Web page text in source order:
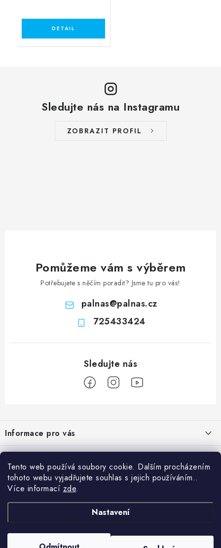
Tento web používá soubory cookie. Dalším procházením
tohoto webu vyjadřujete souhlas s jejich používáním..
Více informací zde.
Nastavení
Sledujte nás na Instagramu
ZOBRAZIT PROFIL
Pomůžeme vám s výběrem
Potřebujete s něčím poradit? Jsme tu pro vás!
palnas@palnas.cz
725433424
p
a
Informace pro vás
Obchodní podmínky
Podmínky ochrany osobních údajů
Odstoupení od kupní smlouvy
Moje objednávka
Přihlášení
E-mail
Vyhledávání
HLEDAT. Všechna práva vyhrazena.